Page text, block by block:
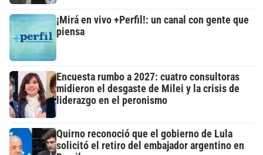
¡Mirá en vivo +Perfil!: un canal con gente que
piensa
Encuesta rumbo a 2027: cuatro consultoras
midieron el desgaste de Milei y la crisis de
liderazgo en el peronismo
Quirno reconoció que el gobierno de Lula
solicitó el retiro del embajador argentino en